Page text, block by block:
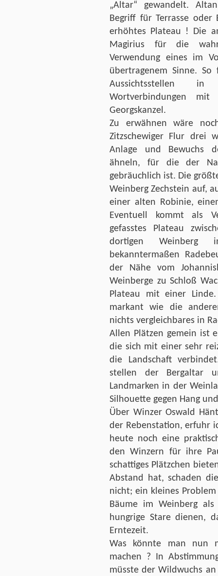
„Altar“ gewandelt.
Begriff für Terrasse
erhöhtes Plateau ! Die
Magirius für die
Verwendung eines im
übertragenem Sinne.
Aussichtsstellen in
Wortverbindungen
Georgskanzel.
Zu erwähnen wäre
Zitzschewiger Flur drei
Anlage und Bewuchs
ähneln, für die der
gebräuchlich ist. Die
Weinberg Zechstein auf,
einer alten Robinie,
Eventuell kommt als
gefasstes Plateau
dortigen Weinberg
bekanntermaßen
der Nähe vom
Weinberge zu Schloß
Plateau mit einer
markant wie die
nichts vergleichbares in
Allen Plätzen gemein ist
die sich mit einer sehr
die Landschaft
stellen der Bergaltar
Landmarken in der
Silhouette gegen Hang
Über Winzer Oswald
der Rebenstation, erfuhr
heute noch eine
den Winzern für ihre
schattiges Plätzchen
Abstand hat, schaden
nicht; ein kleines
Bäume im Weinberg
hungrige Stare dienen,
Erntezeit.
Was könnte man nun
machen ? In
müsste der Wildwuchs